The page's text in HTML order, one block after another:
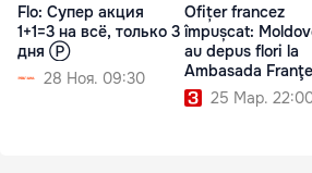
Flo: Супер акция
1+1=3 на всё, только 3
дня Ⓟ
28 Ноя. 09:30
Ofițer francez
împușcat:
au depus flori la
Ambasada
25 Мар.